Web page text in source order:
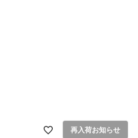
再入荷お知らせ